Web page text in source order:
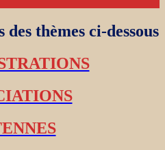
thèmes ci-dessous